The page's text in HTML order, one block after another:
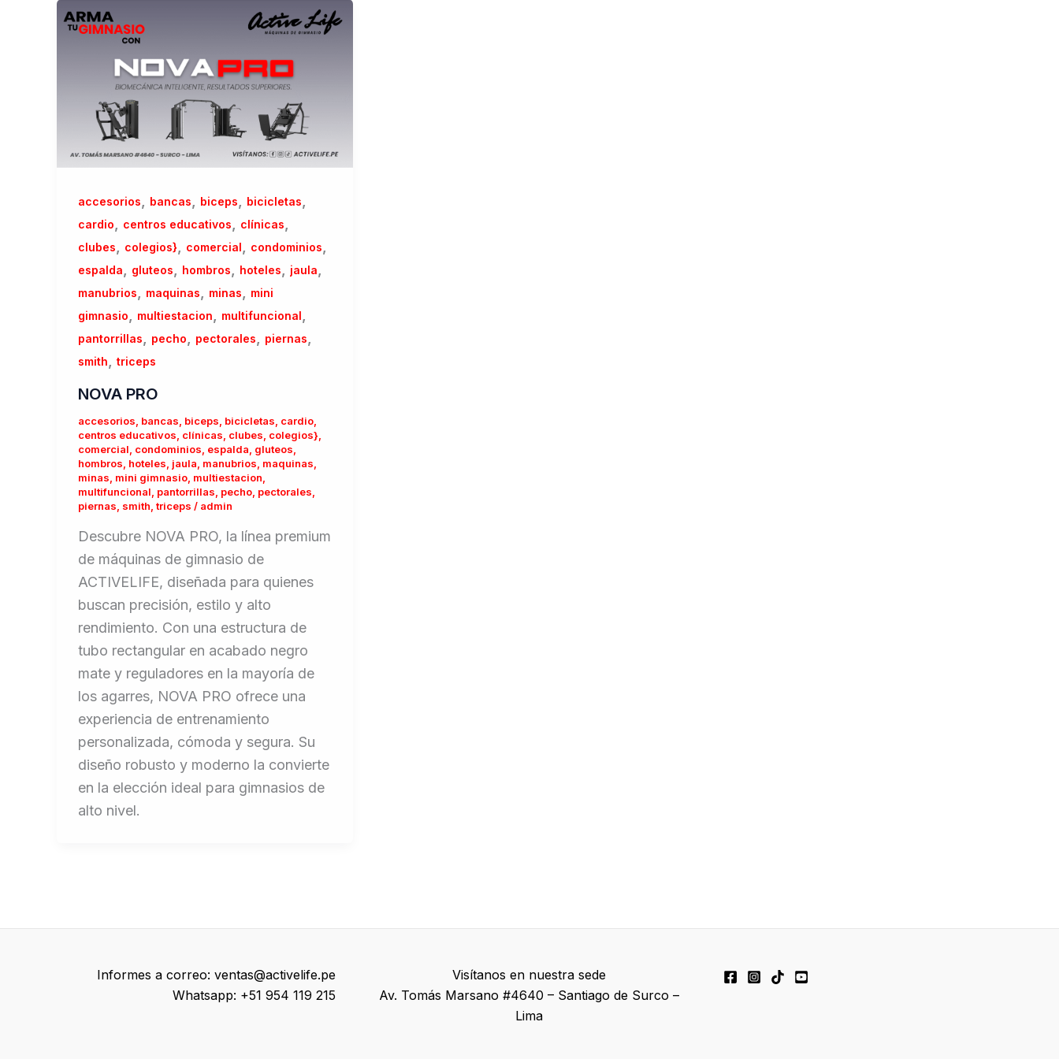
accesorios, bancas, biceps, bicicletas,
cardio, centros educativos, clínicas,
clubes, colegios}, comercial, condominios,
espalda, gluteos, hombros, hoteles, jaula,
manubrios, maquinas, minas, mini
gimnasio, multiestacion, multifuncional,
pantorrillas, pecho, pectorales, piernas,
smith, triceps
NOVA PRO
accesorios bancas biceps bicicletas cardio
centros educativos clínicas clubes colegios}
comercial condominios espalda gluteos
hombros hoteles jaula manubrios maquinas
minas mini gimnasio multiestacion
multifuncional pantorrillas pecho pectorales
piernas smith triceps / admin
Descubre NOVA PRO, la línea premium
de máquinas de gimnasio de
ACTIVELIFE, diseñada para quienes
buscan precisión, estilo y alto
rendimiento. Con una estructura de
tubo rectangular en acabado negro
mate y reguladores en la mayoría de
los agarres, NOVA PRO ofrece una
experiencia de entrenamiento
personalizada, cómoda y segura. Su
diseño robusto y moderno la convierte
en la elección ideal para gimnasios de
alto nivel.
Informes a correo: ventas@activelife.pe
Whatsapp: +51 954 119215
Visítanos en nuestra sede
Av. Tomás Marsano #4640 – Santiago de Surco –
Lima